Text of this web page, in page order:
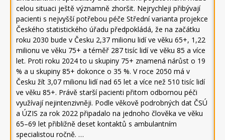
celou situaci ještě významně zhoršit. Nejrychleji přibývají
pacienti s nejvyšší potřebou péče Střední varianta projekce
Českého statistického úřadu předpokládá, že na začátku
roku 2030 bude v Česku 2,37 milionu lidí ve věku 65+, 1,22
milionu ve věku 75+ a téměř 287 tisíc lidí ve věku 85 a více
let. Proti roku 2024 to u skupiny 75+ znamená nárůst o 19
% a u skupiny 85+ dokonce o 35 %. V roce 2050 má v
Česku žít 3,07 milionu lidí nad 65 let a více než 510 tisíc lidí
ve věku 85+. Právě starší pacienti přitom odbornou péči
využívají nejintenzivněji. Podle věkově podrobných dat ČSÚ
a ÚZIS za rok 2022 připadalo na jednoho člověka ve věku
65–69 let přibližně deset kontaktů s ambulantním
specialistou ročně. …